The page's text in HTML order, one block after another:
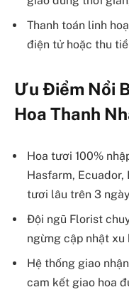
Thanh toán linh
điện tử hoặc thu
Ưu Điểm Nổi
Hoa Thanh
Hoa tươi 100%
Hasfarm,
tươi lâu trên 3
Đội ngũ Florist
ngừng cập nhật xu
Hệ thống giao
cam kết giao hoa